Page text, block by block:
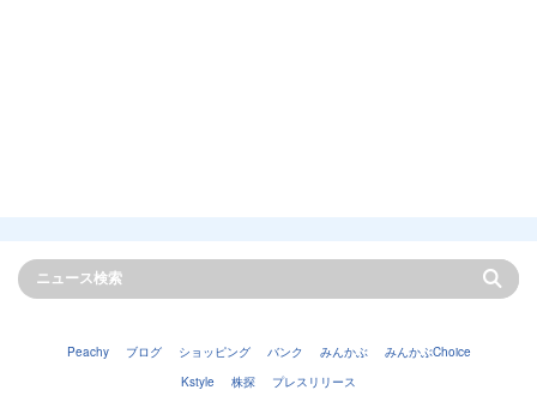
Peachy ブログ ショッピング バンク みんかぶ
みんかぶChoice
Kstyle
株探 プレスリリース